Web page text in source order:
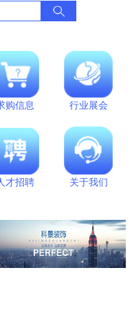
购信息 行业展会
才招聘 关于我们